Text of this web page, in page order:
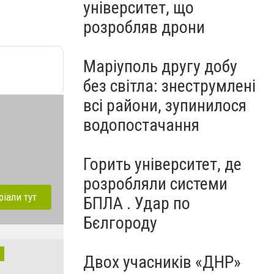
тут
університет, що
розробляв дрони
Маріуполь другу добу
без світла: знеструмлені
всі райони, зупинилося
водопостачання
Горить університет, де
розробляли системи
БПЛА . Удар по
Бєлгороду
Двох учасників «ДНР»